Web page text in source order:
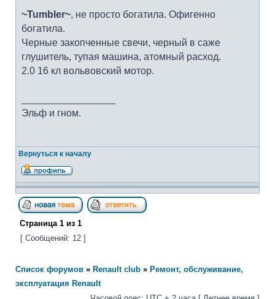
~Tumbler~, не просто богатила. Офигенно
богатила.
Черные закопченные свечи, черный в саже
глушитель, тупая машина, атомный расход.
2.0 16 кл вольвовский мотор.
Эльф и гном.
Вернуться к началу
Страница 1 из 1
[ Сообщений: 12 ]
Список форумов » Renault club » Ремонт, обслуживание,
эксплуатация Renault